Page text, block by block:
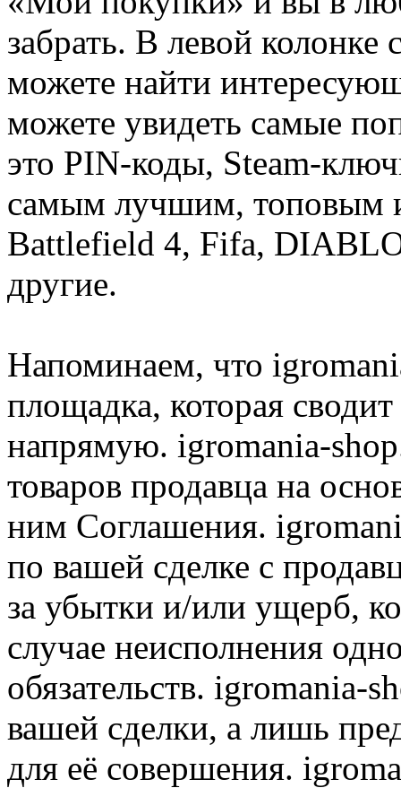
забрать. В левой
можете найти
можете увидеть самые
это PIN-коды, Steam-
самым лучшим, топовым
Battlefield 4, Fifa,
другие.
Напоминаем, что
площадка, которая
напрямую. igromania-
товаров продавца на
ним Соглашения.
по вашей сделке с
за убытки и/или ущерб,
случае неисполнения
обязательств. igromania-
вашей сделки, а лишь
для её совершения.